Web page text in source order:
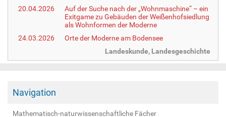
20.04.2026
Auf der Suche nach der „Wohnmaschine“ – ein
Exitgame zu Gebäuden der Weißenhofsiedlung
als Wohnformen der Moderne
24.03.2026
Orte der Moderne am Bodensee
Landeskunde, Landesgeschichte
Navigation
Mathematisch-naturwissenschaftliche Fächer